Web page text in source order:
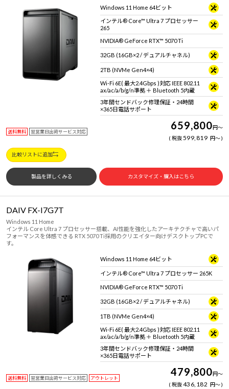
Windows 11 Home 64ビット
インテル® Core™ Ultra 7 プロセッサー
265
NVIDIA® GeForce RTX™ 5070 Ti
32GB (16GB×2 / デュアルチャネル)
2TB (NVMe Gen4×4)
Wi-Fi 6E( 最大2.4Gbps )対応 IEEE 802.11
ax/ac/a/b/g/n準拠 ＋ Bluetooth 5内蔵
3年間センドバック修理保証・24時間
×365日電話サポート
送料無料 翌営業日出荷サービス対応 659,800円～
税抜599,819 円～
比較リストに追加
製品を詳しくみる カスタマイズ・購入はこちら
DAIV FX-I7G7T
Windows 11 Home
インテル Core Ultra 7 プロセッサー搭載、AI性能を強化したアーキテクチャで高いパ
フォーマンスを体感できる RTX 5070 Ti採用のクリエイター向けデスクトップPCで
す。
Windows 11 Home 64ビット
インテル® Core™ Ultra 7 プロセッサー 265K
NVIDIA® GeForce RTX™ 5070 Ti
32GB (16GB×2 / デュアルチャネル)
1TB (NVMe Gen4×4)
Wi-Fi 6E( 最大2.4Gbps )対応 IEEE 802.11
ax/ac/a/b/g/n準拠 ＋ Bluetooth 5内蔵
3年間センドバック修理保証・24時間
×365日電話サポート
送料無料 翌営業日出荷サービス対応 アウトレット 479,800円～
税抜436,182 円～